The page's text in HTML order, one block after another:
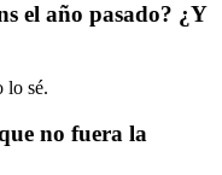
el año pasado? ¿Y
lo sé.
no fuera la